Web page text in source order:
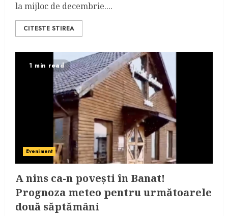
la mijloc de decembrie....
CITESTE STIREA
1 min read
Eveniment
A nins ca-n povești în Banat!
Prognoza meteo pentru următoarele
două săptămâni